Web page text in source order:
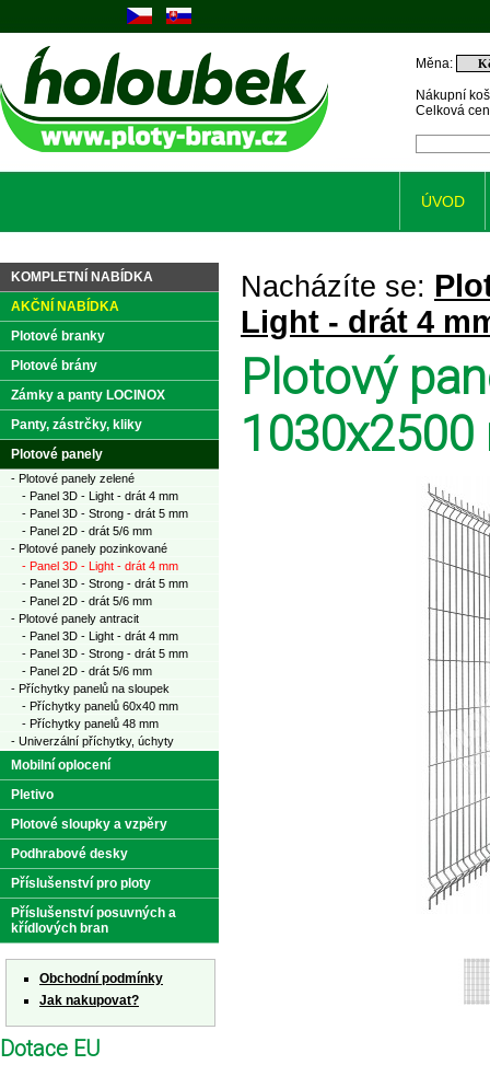
Nacházíte se:
Light - drát 4
Plotový
KOMPLETNÍ NABÍDKA
AKČNÍ NABÍDKA
Plotové branky
Plotové brány
Zámky a panty LOCINOX
Panty, zástrčky, kliky
Plotové panely
- Plotové panely zelené
- Panel 3D - Light - drát 4 mm
- Panel 3D - Strong - drát 5 mm
- Panel 2D - drát 5/6 mm
- Plotové panely pozinkované
- Panel 3D - Light - drát 4 mm
- Panel 3D - Strong - drát 5 mm
- Panel 2D - drát 5/6 mm
- Plotové panely antracit
- Panel 3D - Light - drát 4 mm
- Panel 3D - Strong - drát 5 mm
- Panel 2D - drát 5/6 mm
- Příchytky panelů na sloupek
- Příchytky panelů 60x40 mm
- Příchytky panelů 48 mm
- Univerzální příchytky, úchyty
Mobilní oplocení
Pletivo
Plotové sloupky a vzpěry
Podhrabové desky
Příslušenství pro ploty
Příslušenství posuvných a
křídlových bran
Obchodní podmínky
Jak nakupovat?
Dotace EU
Nákupní
Celková
Měna:
ÚVOD